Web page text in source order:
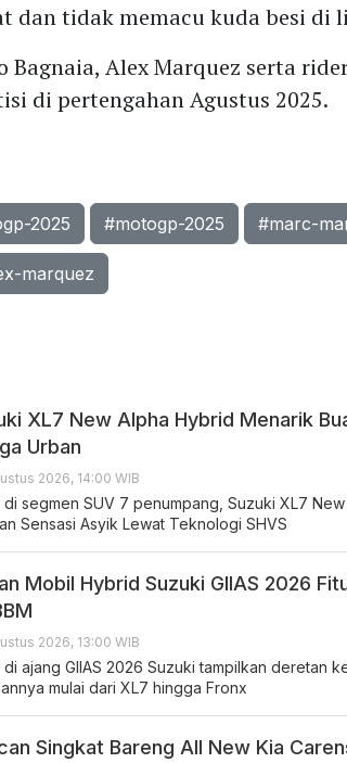
dan tidak memacu kuda besi di
Bagnaia, Alex Marquez serta
di pertengahan Agustus 2025.
2025 #motogp-2025 #marc-
marquez
XL7 New Alpha Hybrid Menarik
Urban
2026, 14:00 WIB
di segmen SUV 7 penumpang, Suzuki XL7
Sensasi Asyik Lewat Teknologi SHVS
Mobil Hybrid Suzuki GIIAS 2026
2026, 13:00 WIB
di ajang GIIAS 2026 Suzuki tampilkan deretan
mulai dari XL7 hingga Fronx
Singkat Bareng All New Kia